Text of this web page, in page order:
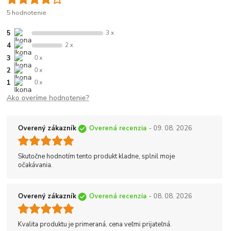
5 hodnotenie
5 3 x
4 2 x
3 0 x
2 0 x
1 0 x
Ako overíme hodnotenie?
Overený zákazník Overená recenzia - 09. 08. 2026
Skutočne hodnotím tento produkt kladne, splnil moje
očakávania.
Overený zákazník Overená recenzia - 08. 08. 2026
Kvalita produktu je primeraná, cena veľmi prijateľná.